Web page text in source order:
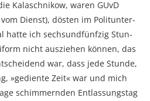
Kalaschnikow, waren GUvD
Dienst), dösten im Polit­unter­
hatte ich sechsundfünfzig Stun­
nicht ausziehen können, das
war, dass jede Stunde,
»gediente Zeit« war und mich
schim­mern­­den Entlassungstag